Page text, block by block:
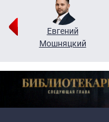
Евгений
Мошняцкий